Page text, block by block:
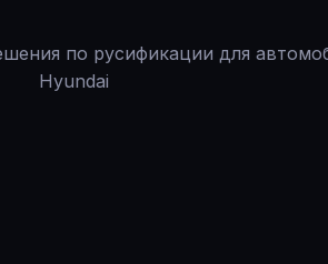
по русификации для
Hyundai